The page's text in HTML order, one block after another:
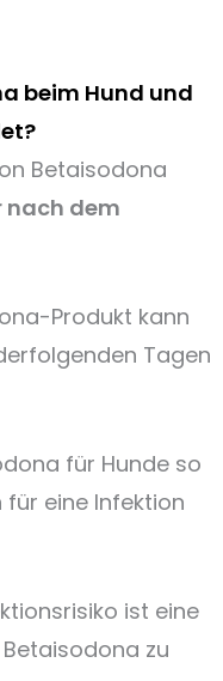
beim Hund und
Betaisodona
dem
Produkt kann
Tagen
für Hunde so
für eine Infektion
ist eine
zu